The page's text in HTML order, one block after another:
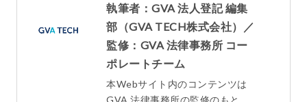
執筆者：GVA 法人登記 編集
部（GVA TECH株式会社）／
監修：GVA 法律事務所 コー
ポレートチーム
本Webサイト内のコンテンツは
GVA 法律事務所の監修のもと、